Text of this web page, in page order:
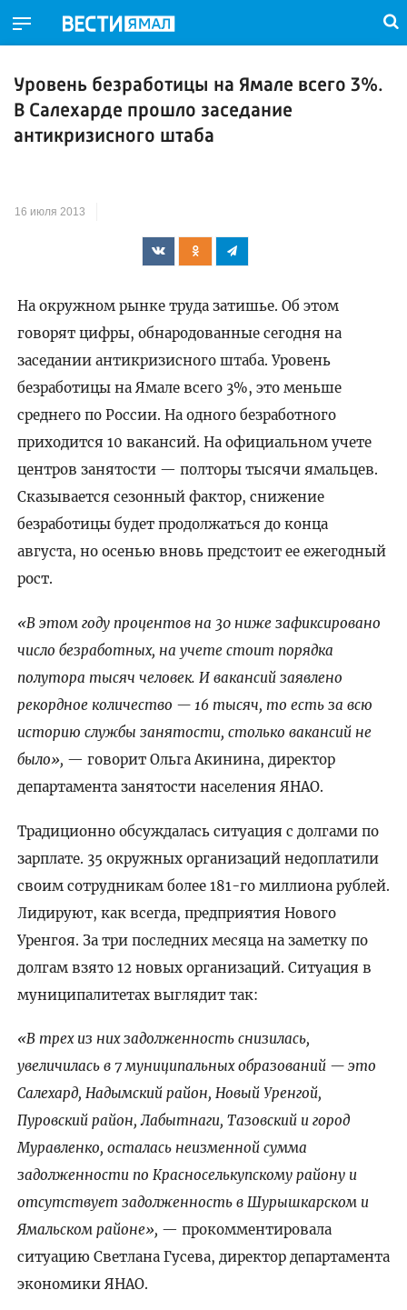
Уровень безработицы на Ямале всего 3%.
В Салехарде прошло заседание
антикризисного штаба
16 июля 2013
На окружном рынке труда затишье. Об этом
говорят цифры, обнародованные сегодня на
заседании антикризисного штаба. Уровень
безработицы на Ямале всего 3%, это меньше
среднего по России. На одного безработного
приходится 10 вакансий. На официальном учете
центров занятости — полторы тысячи ямальцев.
Сказывается сезонный фактор, снижение
безработицы будет продолжаться до конца
августа, но осенью вновь предстоит ее ежегодный
рост.
«В этом году процентов на 30 ниже зафиксировано
число безработных, на учете стоит порядка
полутора тысяч человек. И вакансий заявлено
рекордное количество — 16 тысяч, то есть за всю
историю службы занятости, столько вакансий не
было», — говорит Ольга Акинина, директор
департамента занятости населения ЯНАО.
Традиционно обсуждалась ситуация с долгами по
зарплате. 35 окружных организаций недоплатили
своим сотрудникам более 181-го миллиона рублей.
Лидируют, как всегда, предприятия Нового
Уренгоя. За три последних месяца на заметку по
долгам взято 12 новых организаций. Ситуация в
муниципалитетах выглядит так:
«В трех из них задолженность снизилась,
увеличилась в 7 муниципальных образований — это
Салехард, Надымский район, Новый Уренгой,
Пуровский район, Лабытнаги, Тазовский и город
Муравленко, осталась неизменной сумма
задолженности по Красноселькупскому району и
отсутствует задолженность в Шурышкарском и
Ямальском районе», — прокомментировала
ситуацию Светлана Гусева, директор департамента
экономики ЯНАО.